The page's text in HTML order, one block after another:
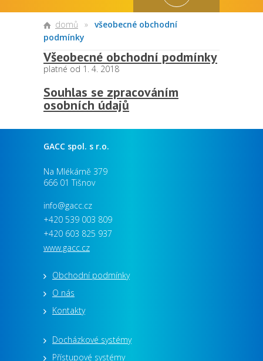
domů » všeobecné obchodní
podmínky
Všeobecné obchodní podmínky
platné od 1. 4. 2018
Souhlas se zpracováním
osobních údajů
GACC spol. s r.o.
Na Mlékárně 379
666 01 Tišnov
info@gacc.cz
+420 539 003 809
+420 603 825 937
www.gacc.cz
Obchodní podmínky
O nás
Kontakty
Docházkové systémy
Přístupové systémy